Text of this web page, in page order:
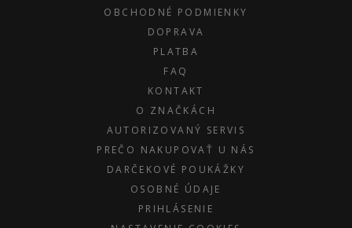
OBCHODNÉ PODMIENKY
DOPRAVA
PLATBA
FAQ
KONTAKT
O ZNAČKÁCH
AUTORIZOVANÝ SERVIS
PREČO NAKUPOVAŤ U NÁS
DARČEKOVÉ POUKÁŽKY
OSOBNÉ ÚDAJE
PRIHLÁSENIE